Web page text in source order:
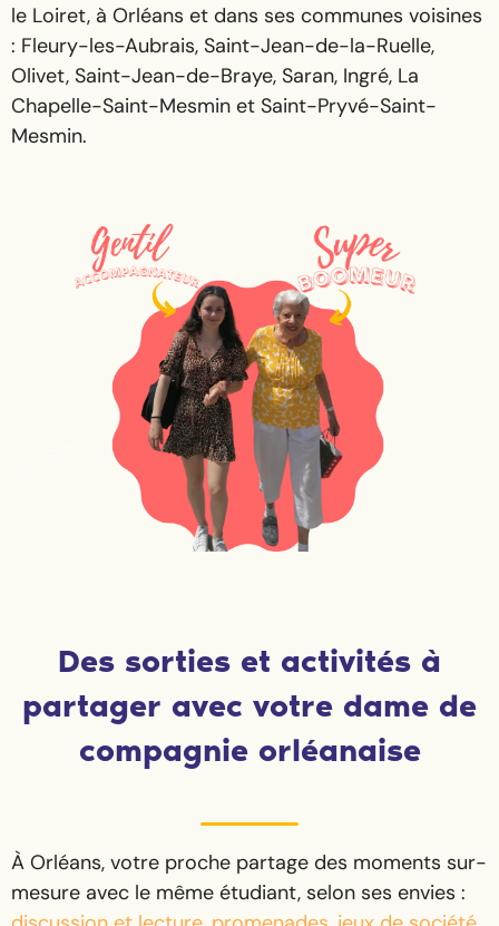
le Loiret, à Orléans et dans ses communes voisines
: Fleury-les-Aubrais, Saint-Jean-de-la-Ruelle,
Olivet, Saint-Jean-de-Braye, Saran, Ingré, La
Chapelle-Saint-Mesmin et Saint-Pryvé-Saint-
Mesmin.
Des sorties et activités à
partager avec votre dame de
compagnie orléanaise
À Orléans, votre proche partage des moments sur-
mesure avec le même étudiant, selon ses envies :